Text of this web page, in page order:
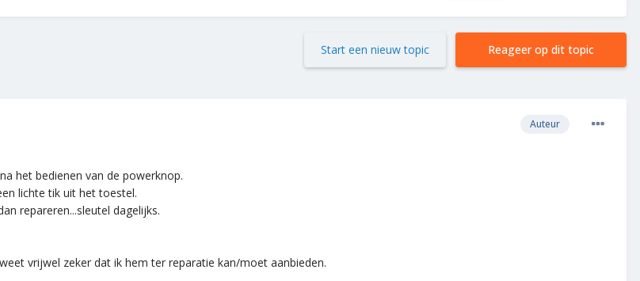
Reageer op dit topic
Start een nieuw topic
Auteur
het bedienen van de powerknop.
lichte tik uit het toestel.
repareren...sleutel dagelijks.
vrijwel zeker dat ik hem ter reparatie kan/moet aanbieden.